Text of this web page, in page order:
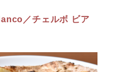
／チェルボ ビア